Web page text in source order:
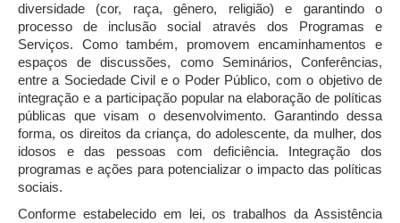
diversidade (cor, raça, gênero, religião) e garantindo o
processo de inclusão social através dos Programas e
Serviços. Como também, promovem encaminhamentos e
espaços de discussões, como Seminários, Conferências,
entre a Sociedade Civil e o Poder Público, com o objetivo de
integração e a participação popular na elaboração de políticas
públicas que visam o desenvolvimento. Garantindo dessa
forma, os direitos da criança, do adolescente, da mulher, dos
idosos e das pessoas com deficiência. Integração dos
programas e ações para potencializar o impacto das políticas
sociais.
Conforme estabelecido em lei, os trabalhos da Assistência